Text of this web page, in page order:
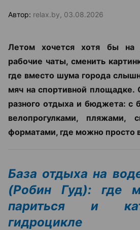
Автор: relax.by, 03.08.2026
Летом хочется хотя бы на
рабочие чаты, сменить
где вместо шума города
мяч на спортивной площадке.
разного отдыха и бюджета: с
велопрогулками, пляжами,
форматами, где можно просто
База отдыха на
(Робин Гуд): где
париться и
гидроцикле